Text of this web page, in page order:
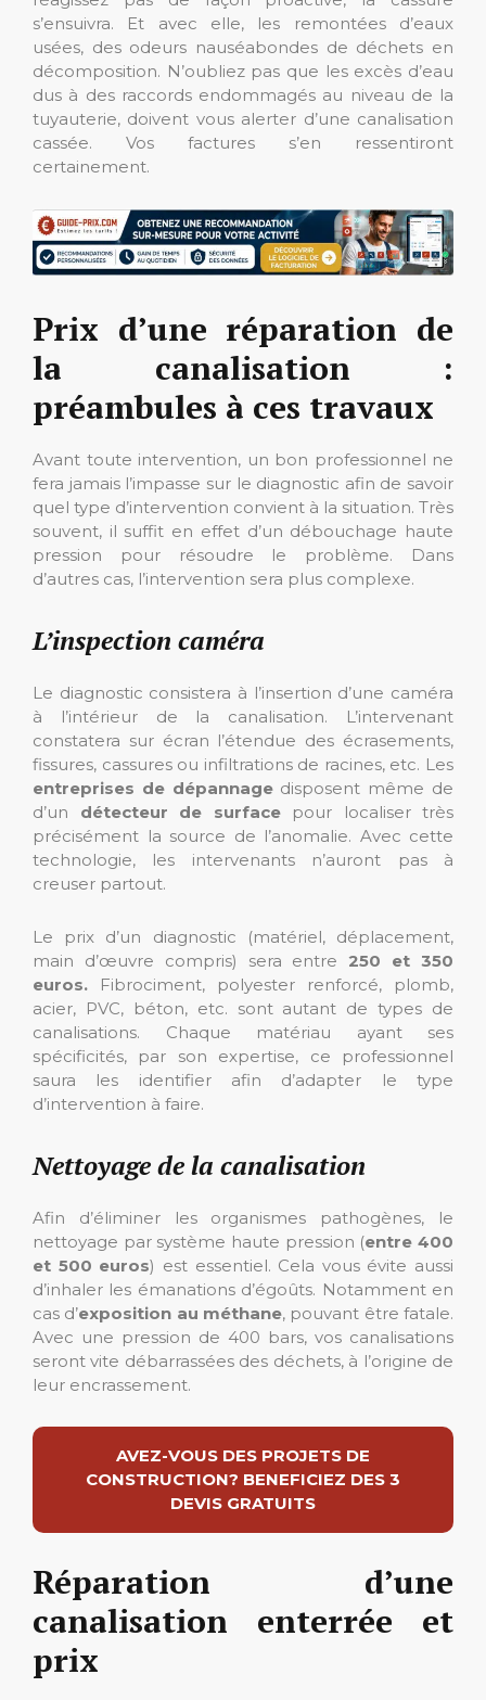
s’ensuivra. Et avec elle, les remontées d’eaux
usées, des odeurs nauséabondes de déchets en
décomposition. N’oubliez pas que les excès d’eau
dus à des raccords endommagés au niveau de la
tuyauterie, doivent vous alerter d’une canalisation
cassée. Vos factures s’en ressentiront
certainement.
Prix d’une réparation de
la canalisation :
préambules à ces travaux
Avant toute intervention, un bon professionnel ne
fera jamais l’impasse sur le diagnostic afin de savoir
quel type d’intervention convient à la situation. Très
souvent, il suffit en effet d’un débouchage haute
pression pour résoudre le problème. Dans
d’autres cas, l’intervention sera plus complexe.
L’inspection caméra
Le diagnostic consistera à l’insertion d’une caméra
à l’intérieur de la canalisation. L’intervenant
constatera sur écran l’étendue des écrasements,
fissures, cassures ou infiltrations de racines, etc. Les
entreprises de dépannagedisposent même de
d’un détecteur de surface pour localiser très
précisément la source de l’anomalie. Avec cette
technologie, les intervenants n’auront pas à
creuser partout.
Le prix d’un diagnostic (matériel, déplacement,
main d’œuvre compris) sera entre250 et 350
euros. Fibrociment, polyester renforcé, plomb,
acier, PVC, béton, etc. sont autant de types de
canalisations. Chaque matériau ayant ses
spécificités, par son expertise, ce professionnel
saura les identifier afin d’adapter le type
d’intervention à faire.
Nettoyage de la canalisation
Afin d’éliminer les organismes pathogènes, le
nettoyage par système haute pression (entre 400
et 500 euros) est essentiel. Cela vous évite aussi
d’inhaler les émanations d’égoûts. Notamment en
cas d’exposition au méthane, pouvant être fatale.
Avec une pression de 400 bars, vos canalisations
seront vite débarrassées des déchets, à l’origine de
leur encrassement.
AVEZ-VOUS DES PROJETS DE
CONSTRUCTION? BENEFICIEZ DES 3
DEVIS GRATUITS
Réparation d’une
canalisation enterrée et
prix